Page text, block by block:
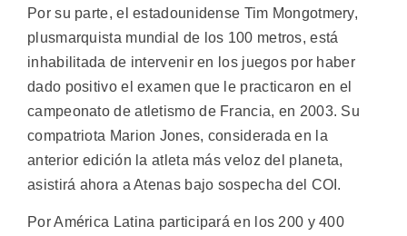
Por su parte, el estadounidense Tim Mongotmery,
plusmarquista mundial de los 100 metros, está
inhabilitada de intervenir en los juegos por haber
dado positivo el examen que le practicaron en el
campeonato de atletismo de Francia, en 2003. Su
compatriota Marion Jones, considerada en la
anterior edición la atleta más veloz del planeta,
asistirá ahora a Atenas bajo sospecha del COI.
Por América Latina participará en los 200 y 400